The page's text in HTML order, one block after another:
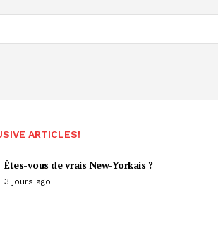
ARTICLES!
Êtes-vous de vrais New-Yorkais ?
3 jours ago